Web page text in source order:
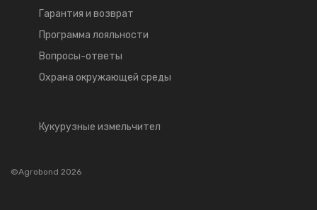
Гарантия и возврат
Программа лояльности
Вопросы-ответы
Охрана окружающей среды
Кукурузные измельчител
©Agrobond 2026